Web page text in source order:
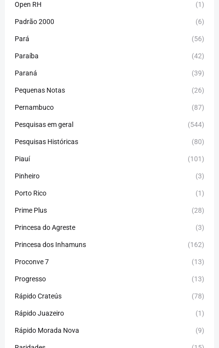
Open RH (1)
Padrão 2000 (6)
Pará (56)
Paraíba (42)
Paraná (39)
Pequenas Notas (26)
Pernambuco (87)
Pesquisas em geral (544)
Pesquisas Históricas (80)
Piauí (101)
Pinheiro (3)
Porto Rico (1)
Prime Plus (28)
Princesa do Agreste (3)
Princesa dos Inhamuns (162)
Proconve 7 (13)
Progresso (13)
Rápido Crateús (78)
Rápido Juazeiro (1)
Rápido Morada Nova (9)